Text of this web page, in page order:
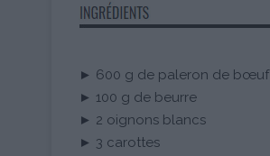
► 600 g de paleron de bœuf
► 100 g de beurre
► 2 oignons blancs
► 3 carottes